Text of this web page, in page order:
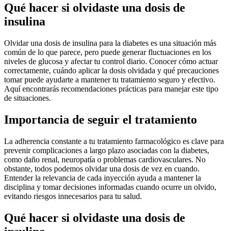
Qué hacer si olvidaste una dosis de
insulina
Olvidar una dosis de insulina para la diabetes es una situación más
común de lo que parece, pero puede generar fluctuaciones en los
niveles de glucosa y afectar tu control diario. Conocer cómo actuar
correctamente, cuándo aplicar la dosis olvidada y qué precauciones
tomar puede ayudarte a mantener tu tratamiento seguro y efectivo.
Aquí encontrarás recomendaciones prácticas para manejar este tipo
de situaciones.
Importancia de seguir el tratamiento
La adherencia constante a tu tratamiento farmacológico es clave para
prevenir complicaciones a largo plazo asociadas con la diabetes,
como daño renal, neuropatía o problemas cardiovasculares. No
obstante, todos podemos olvidar una dosis de vez en cuando.
Entender la relevancia de cada inyección ayuda a mantener la
disciplina y tomar decisiones informadas cuando ocurre un olvido,
evitando riesgos innecesarios para tu salud.
Qué hacer si olvidaste una dosis de